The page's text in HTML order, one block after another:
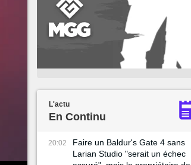
L'actu
En Continu
20:02
Faire un Baldur's Gate 4 sans
Larian Studio "serait un échec